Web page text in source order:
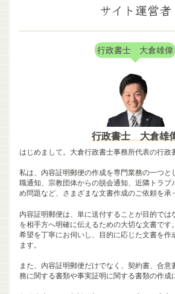
サイト運営者
行政書士 大倉雄偉
行政書士 大倉雄
はじめまして。大倉行政書士事務所代表の行政
私は、内容証明郵便の作成を専門業務の一つと
職通知、宗教団体からの脱会通知、近隣トラブ
め問題など、さまざまな文書作成のご依頼を承
内容証明郵便は、単に送付することが目的では
を相手方へ明確に伝えるための大切な文書です
希望を丁寧にお伺いし、目的に応じた文書を作
ます。
また、内容証明郵便だけでなく、契約書、合意
務に関する書類や事実証明に関する書類の作成